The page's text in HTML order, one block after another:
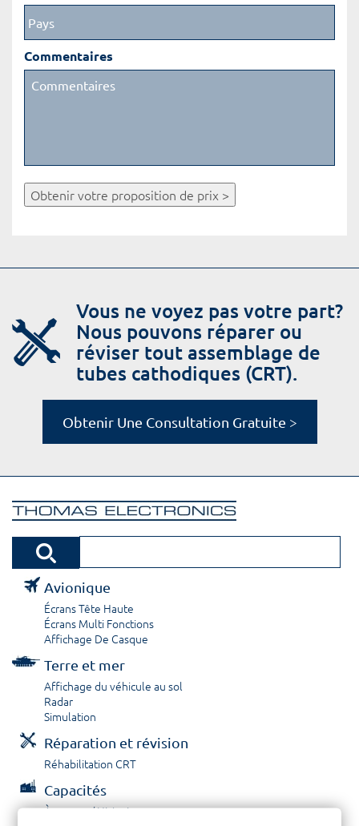
Commentaires
Obtenir votre proposition de prix >
Vous ne voyez pas votre part?
Nous pouvons réparer ou
réviser tout assemblage de
tubes cathodiques (CRT).
Obtenir Une Consultation Gratuite >
Avionique
Écrans Tête Haute
Écrans Multi Fonctions
Affichage De Casque
Terre et mer
Affichage du véhicule au sol
Radar
Simulation
Réparation et révision
Réhabilitation CRT
Capacités
À propos / Historique